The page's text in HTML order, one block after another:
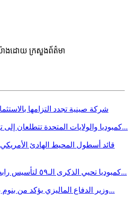
យ៉ាងដោយ ក្រសួងព័ត៌មា
شركة صينية تجدد التزامها
كمبوديا والولايات المتحدة تتطلعان إلى توسيع العلاقات العسكري...
قائد أسطول المحيط الهادئ
كمبوديا تحيي الذكرى الـ٥٩ لتأسيس رابطة الآسيان وتؤكد التزامه...
وزير الدفاع الماليزي يؤكد من بنوم بنه التزام بلاده بتعميق ال...